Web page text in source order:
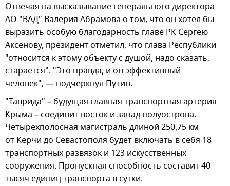
Отвечая на высказывание генерального директора
АО "ВАД" Валерия Абрамова о том, что он хотел бы
выразить особую благодарность главе РК Сергею
Аксенову, президент отметил, что глава Республики
"относится к этому объекту с душой, надо сказать,
старается". "Это правда, и он эффективный
человек", — подчеркнул Путин.
"Таврида" – будущая главная транспортная артерия
Крыма – соединит восток и запад полуострова.
Четырехполосная магистраль длиной 250,75 км
от Керчи до Севастополя будет включать в себя 18
транспортных развязок и 123 искусственных
сооружения. Пропускная способность составит 40
тысяч единиц транспорта в сутки.